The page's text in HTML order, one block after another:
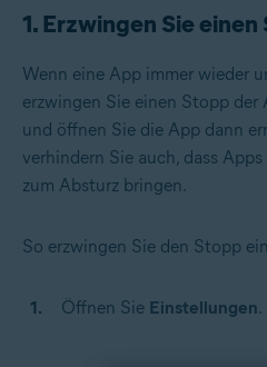
1. Erzwingen Sie
Wenn eine App immer wieder
erzwingen Sie einen Stopp
und öffnen Sie die App dann
verhindern Sie auch, dass
zum Absturz bringen.
So erzwingen Sie den Stopp
Öffnen Sie Einstellungen.